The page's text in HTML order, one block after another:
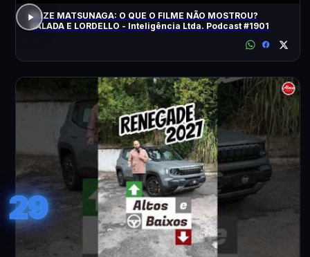
ELIZE MATSUNAGA: O QUE O FILME NÃO MOSTROU?
SALADA E LORDELLO - Inteligência Ltda. Podcast #1901
29